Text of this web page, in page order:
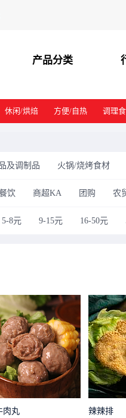
产品分类
休闲/烘焙 方便/自热 调理
及调制品 火锅/烧烤食材
餐饮 商超KA 团购 农
5-8元 9-15元 16-50元
肉丸 辣辣排